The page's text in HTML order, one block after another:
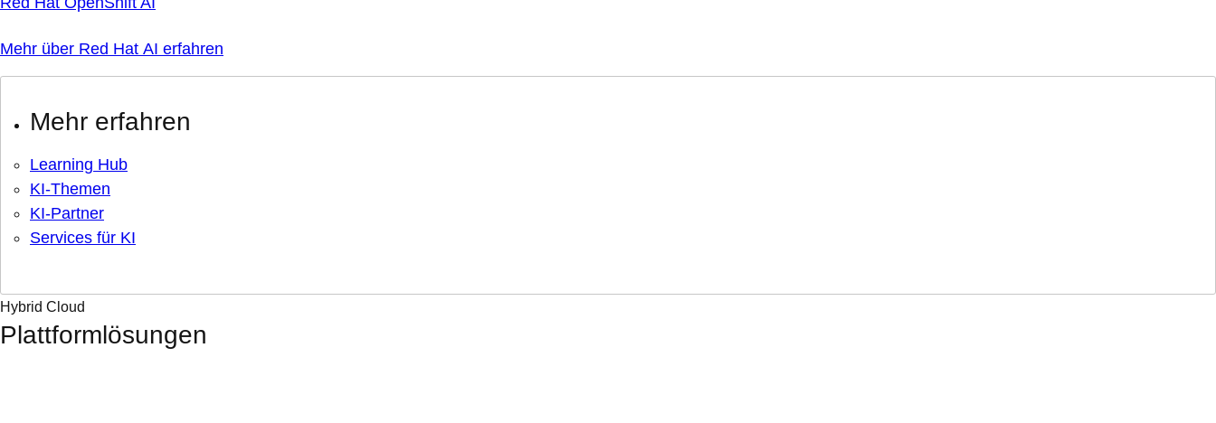
Mehr über Red Hat AI erfahren
Mehr erfahren
Learning Hub
KI-Themen
KI-Partner
Services für KI
Hybrid Cloud
Plattformlösungen